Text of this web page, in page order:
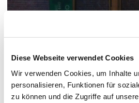
Diese Webseite verwendet Cookies
Wir verwenden Cookies, um Inhalte
personalisieren, Funktionen für
zu können und die Zugriffe auf
Bitte akzeptieren Sie Marketing-
diese Karte anzuzeigen.
Accept cookies